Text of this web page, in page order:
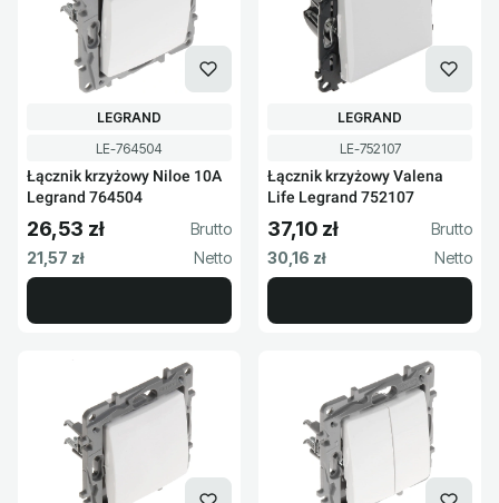
Kod produktu
LE-764504
Łącznik krzyżowy Niloe 10A
Legrand 764504
PRODUCENT
LEGRAND
Cena brutto
26,53 zł
Cena netto
21,57 zł
Kod produktu
LE-752107
Łącznik krzyżowy Valena
Life Legrand 752107
PRODUCENT
LEGRAND
Cena brutto
37,10 zł
Cena netto
30,16 zł